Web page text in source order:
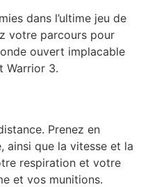
dans l’ultime jeu de
votre parcours pour
ouvert implacable
Warrior 3.
Prenez en
ainsi que la vitesse et la
respiration et votre
et vos munitions.